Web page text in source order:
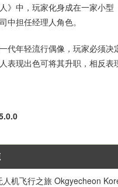
》中，玩家化身成在一家小型
中担任经理人角色。
代年轻流行偶像，玩家必须决
表现出色可将其升职，相反表
飞行之旅 Okgyecheon Korean Drone